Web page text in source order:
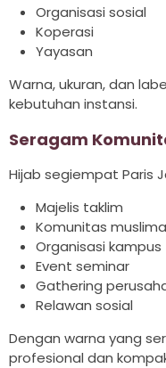
Organisasi sosial
Koperasi
Yayasan
Warna, ukuran, dan
kebutuhan instansi.
Seragam
Hijab segiempat Paris
Majelis taklim
Komunitas
Organisasi kampus
Event seminar
Gathering
Relawan sosial
Dengan warna yang
profesional dan